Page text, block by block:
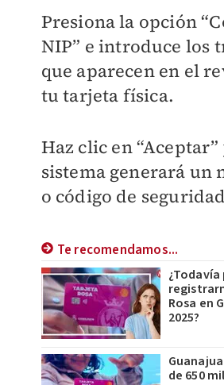
Presiona la opción
NIP” e introduce los
que aparecen en el
tu tarjeta física.
Haz clic en “Aceptar”
sistema generará un
o código de
Te recomendamos...
Rosa en
2025?
de 650